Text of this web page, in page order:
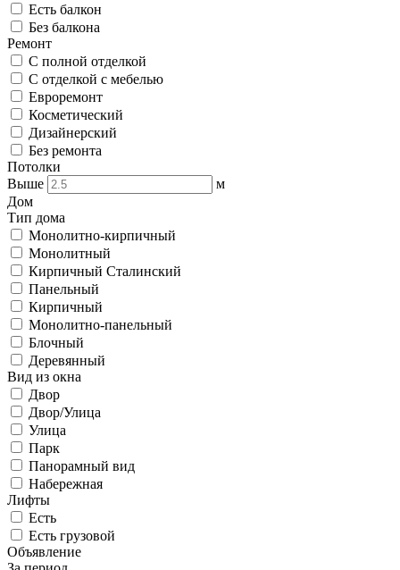
Есть балкон
Без балкона
Ремонт
С полной отделкой
С отделкой с мебелью
Евроремонт
Косметический
Дизайнерский
Без ремонта
Потолки
Выше
м
Дом
Тип дома
Монолитно-кирпичный
Монолитный
Кирпичный Сталинский
Панельный
Кирпичный
Монолитно-панельный
Блочный
Деревянный
Вид из окна
Двор
Двор/Улица
Улица
Парк
Панорамный вид
Набережная
Лифты
Есть
Есть грузовой
Объявление